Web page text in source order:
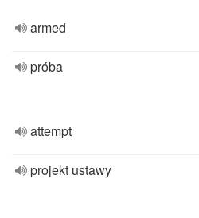
armed
próba
attempt
projekt ustawy